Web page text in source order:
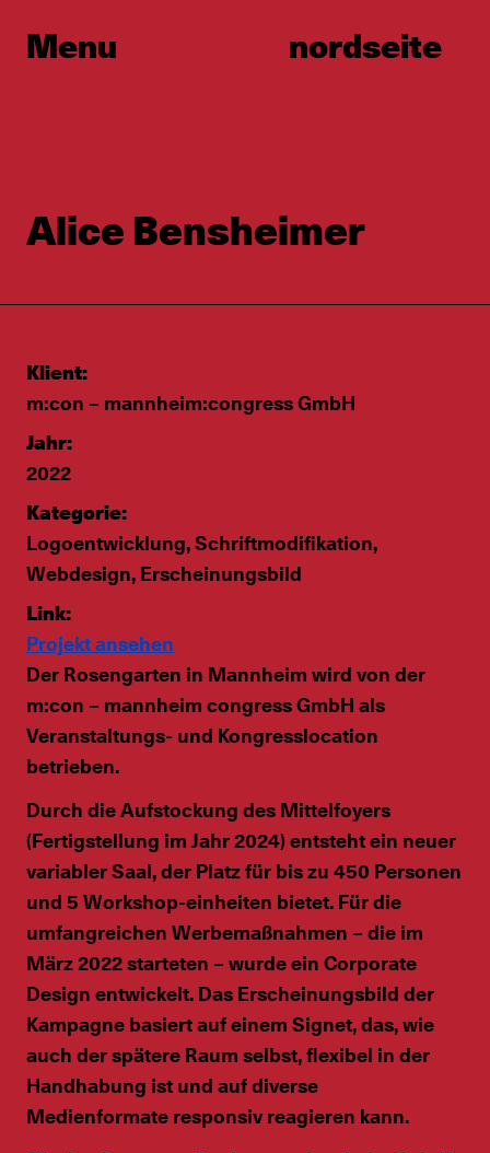
Menu nordseite
Alice Bensheimer
Klient:
m:con – mannheim:congress GmbH
Jahr:
2022
Kategorie:
Logoentwicklung, Schriftmodifikation,
Webdesign, Erscheinungsbild
Link:
Projekt ansehen
Der Rosengarten in Mannheim wird von der
m:con – mannheim congress GmbH als
Veranstaltungs- und Kongresslocation
betrieben.
Durch die Aufstockung des Mittelfoyers
(Fertigstellung im Jahr 2024) entsteht ein neuer
variabler Saal, der Platz für bis zu 450 Personen
und 5 Workshop-einheiten bietet. Für die
umfangreichen Werbemaßnahmen – die im
März 2022 starteten – wurde ein Corporate
Design entwickelt. Das Erscheinungsbild der
Kampagne basiert auf einem Signet, das, wie
auch der spätere Raum selbst, flexibel in der
Handhabung ist und auf diverse
Medienformate responsiv reagieren kann.